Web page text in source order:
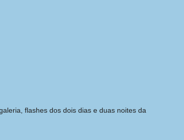
flashes dos dois dias e duas noites da